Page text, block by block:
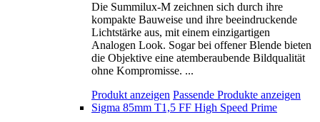
Die Summilux-M zeichnen sich durch ihre
kompakte Bauweise und ihre beeindruckende
Lichtstärke aus, mit einem einzigartigen
Analogen Look. Sogar bei offener Blende bieten
die Objektive eine atemberaubende Bildqualität
ohne Kompromisse. ...
Produkt anzeigen Passende Produkte anzeigen
Sigma 85mm T1,5 FF High Speed Prime